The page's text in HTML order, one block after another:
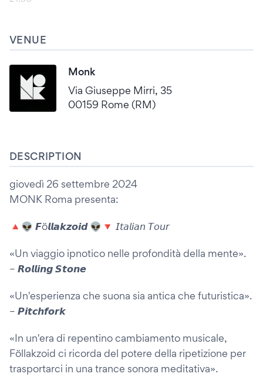
VENUE
Monk
Via Giuseppe Mirri, 35
00159 Rome (RM)
DESCRIPTION
giovedì 26 settembre 2024
MONK Roma presenta:
🔺👽 𝙁ö𝙡𝙡𝙖𝙠𝙯𝙤𝙞𝙙 👽🔻 𝘐𝘵𝘢𝘭𝘪𝘢𝘯 𝘛𝘰𝘶𝘳
«Un viaggio ipnotico nelle profondità della mente».
– 𝙍𝙤𝙡𝙡𝙞𝙣𝙜 𝙎𝙩𝙤𝙣𝙚
«Un'esperienza che suona sia antica che futuristica».
– 𝙋𝙞𝙩𝙘𝙝𝙛𝙤𝙧𝙠
«In un'era di repentino cambiamento musicale,
Föllakzoid ci ricorda del potere della ripetizione per
trasportarci in una trance sonora meditativa».